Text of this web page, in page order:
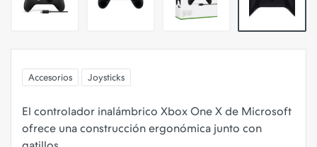
Accesorios Joysticks
El controlador inalámbrico Xbox One X de Microsoft
ofrece una construcción ergonómica junto con